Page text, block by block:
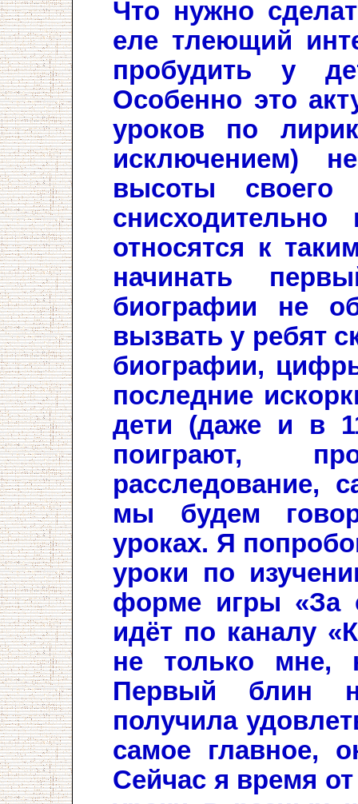
Что нужно
еле тлеющий
пробудить у
Особенно это
уроков по
исключением)
высоты своего
относятся к
начинать
биографии не
вызвать у ребят
биографии,
последние
дети (даже и в
поиграют,
расследование,
мы будем
уроках. Я
уроки по
форме игры «За
идёт по каналу
не только мне,
Первый блин
получила
самое главное,
Сейчас я время